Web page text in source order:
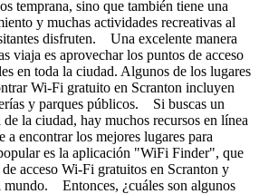
temprana, sino que también tiene una
y muchas actividades recreativas al
disfruten. Una excelente manera
viaja es aprovechar los puntos de acceso
en toda la ciudad. Algunos de los lugares
Wi-Fi gratuito en Scranton incluyen
y parques públicos. Si buscas un
la ciudad, hay muchos recursos en línea
a encontrar los mejores lugares para
es la aplicación "WiFi Finder", que
acceso Wi-Fi gratuitos en Scranton y
mundo. Entonces, ¿cuáles son algunos